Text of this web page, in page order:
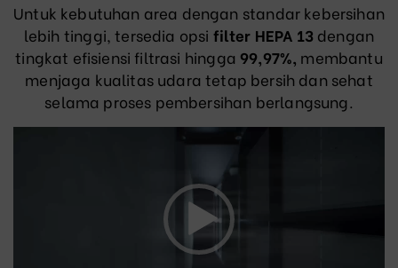
Untuk kebutuhan area dengan standar kebersihan
lebih tinggi, tersedia opsi filter HEPA 13 dengan
tingkat efisiensi filtrasi hingga 99,97%, membantu
menjaga kualitas udara tetap bersih dan sehat
selama proses pembersihan berlangsung.